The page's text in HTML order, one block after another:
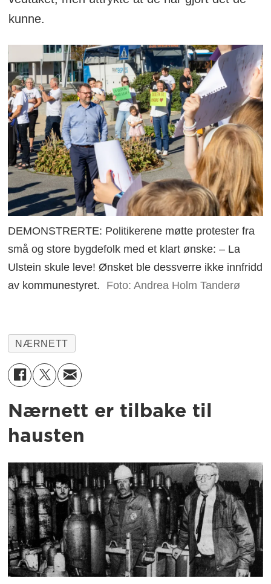
kunne.
DEMONSTRERTE: Politikerene møtte protester fra
små og store bygdefolk med et klart ønske: – La
Ulstein skule leve! Ønsket ble dessverre ikke innfridd
av kommunestyret.
Foto: Andrea Holm Tanderø
NÆRNETT
Nærnett er tilbake til
hausten